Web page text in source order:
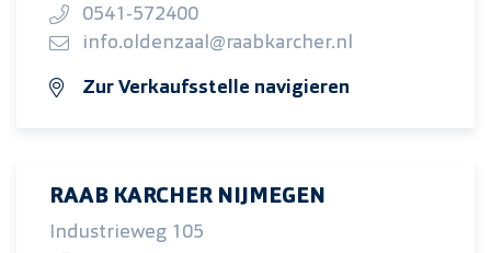
0541-572400
info.oldenzaal@raabkarcher.nl
Zur Verkaufsstelle navigieren
RAAB KARCHER NIJMEGEN
Industrieweg 105